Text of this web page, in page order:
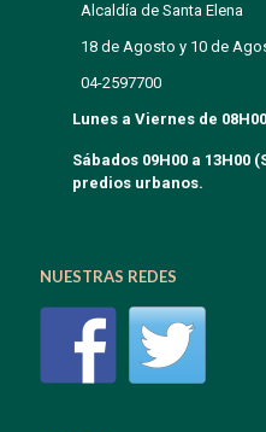
Alcaldía de Santa Elena
18 de Agosto y 10 de
04-2597700
Lunes a Viernes de
Sábados 09H00 a 13H00
predios urbanos.
NUESTRAS REDES